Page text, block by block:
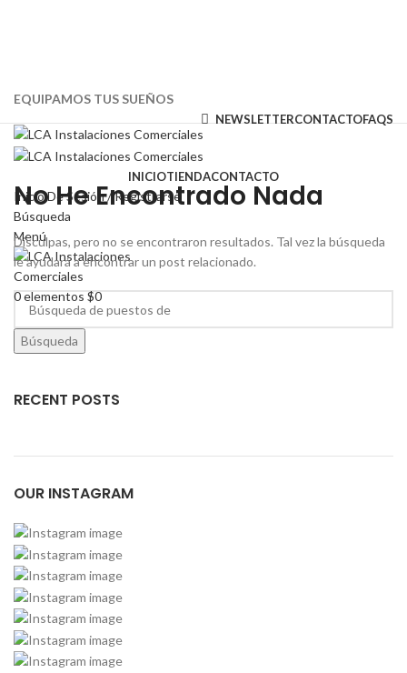
EQUIPAMOS TUS SUEÑOS
NEWSLETTERCONTACTOFAQS
INICIOTIENDACONTACTO
Inicio De Sesión / Registrarse
Búsqueda
Menú
0elementos$0
No He Encontrado Nada
Disculpas, pero no se encontraron resultados. Tal vez la búsqueda
le ayudará a encontrar un post relacionado.
Búsqueda
RECENT POSTS
OUR INSTAGRAM